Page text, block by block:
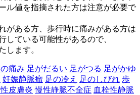
ル値を指摘された方は注意が必要で
がある方、歩行時に痛みがある方は
している可能性があるので、
します。
痛み 足がだるい 足がつる 足がかゆ
妊娠静脈瘤 足の冷え 足のしびれ 歩
皮膚炎 慢性静脈不全症 血栓性静脈